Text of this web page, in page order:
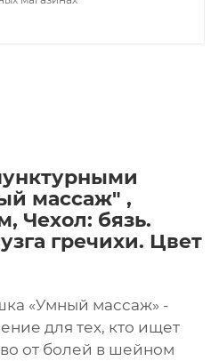
массаж" ,
Чехол: бязь.
гречихи. Цвет
«Умный массаж» -
для тех, кто ищет
от болей в шейном